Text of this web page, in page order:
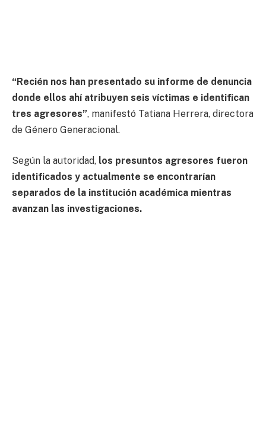
“Recién nos han presentado su informe de denuncia
donde ellos ahí atribuyen seis víctimas e identifican
tres agresores”, manifestó Tatiana Herrera, directora
de Género Generacional.
Según la autoridad, los presuntos agresores fueron
identificados y actualmente se encontrarían
separados de la institución académica mientras
avanzan las investigaciones.